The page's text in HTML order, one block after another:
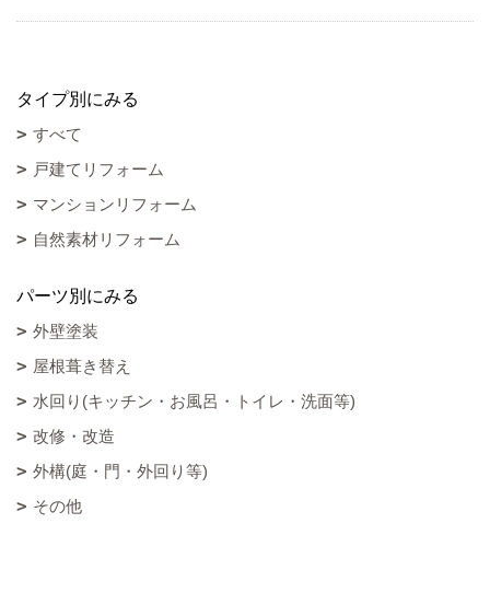
タイプ別にみる
すべて
戸建てリフォーム
マンションリフォーム
自然素材リフォーム
パーツ別にみる
外壁塗装
屋根葺き替え
水回り(キッチン・お風呂・トイレ・洗面等)
改修・改造
外構(庭・門・外回り等)
その他